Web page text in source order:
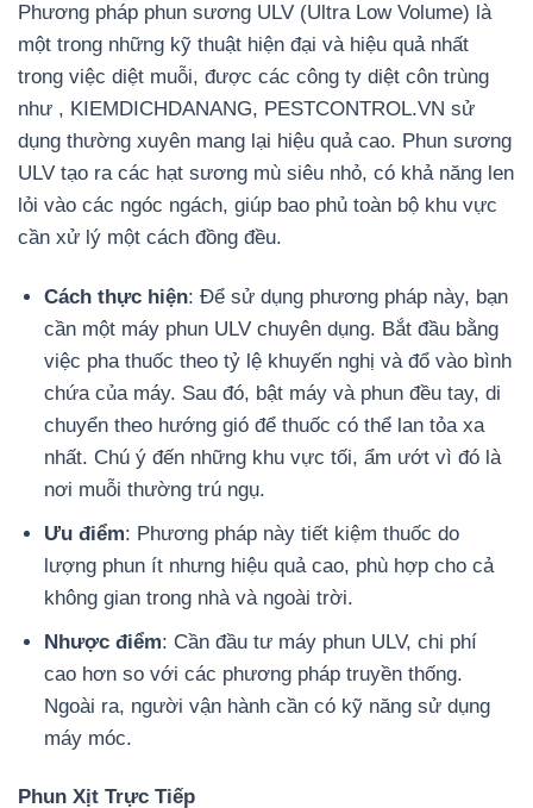
Phương pháp phun sương ULV (Ultra Low Volume) là
một trong những kỹ thuật hiện đại và hiệu quả nhất
trong việc diệt muỗi, được các công ty diệt côn trùng
như , KIEMDICHDANANG, PESTCONTROL.VN sử
dụng thường xuyên mang lại hiệu quả cao. Phun sương
ULV tạo ra các hạt sương mù siêu nhỏ, có khả năng len
lỏi vào các ngóc ngách, giúp bao phủ toàn bộ khu vực
cần xử lý một cách đồng đều.
Cách thực hiện: Để sử dụng phương pháp này, bạn
cần một máy phun ULV chuyên dụng. Bắt đầu bằng
việc pha thuốc theo tỷ lệ khuyến nghị và đổ vào bình
chứa của máy. Sau đó, bật máy và phun đều tay, di
chuyển theo hướng gió để thuốc có thể lan tỏa xa
nhất. Chú ý đến những khu vực tối, ẩm ướt vì đó là
nơi muỗi thường trú ngụ.
Ưu điểm: Phương pháp này tiết kiệm thuốc do
lượng phun ít nhưng hiệu quả cao, phù hợp cho cả
không gian trong nhà và ngoài trời.
Nhược điểm: Cần đầu tư máy phun ULV, chi phí
cao hơn so với các phương pháp truyền thống.
Ngoài ra, người vận hành cần có kỹ năng sử dụng
máy móc.
Phun Xịt Trực Tiếp